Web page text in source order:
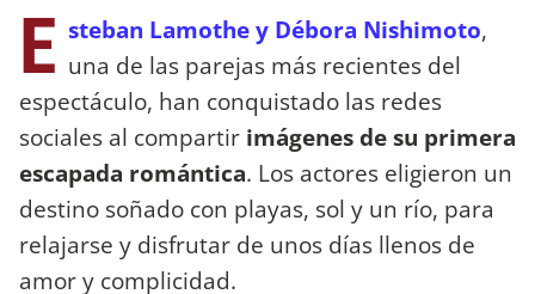
E steban Lamothe y Débora Nishimoto,
una de las parejas más recientes del
espectáculo, han conquistado las redes
sociales al compartir imágenes de su primera
escapada romántica. Los actores eligieron un
destino soñado con playas, sol y un río, para
relajarse y disfrutar de unos días llenos de
amor y complicidad.